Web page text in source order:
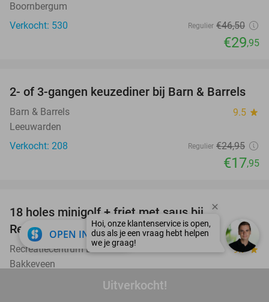
Uitverkocht!
Boornbergum
Verkocht: 530
Regulier €46,50
€29,95
28%
2- of 3-gangen keuzediner bij Barn & Barrels
Barn & Barrels 9.5 star
Leeuwarden
Verkocht: 208
Regulier €24,95
€17,95
40%
18 holes minigolf + friet met saus bij
Recreatiecentrum Dúndelle
Recreatiecentrum Dúndelle 9.7star
Bakkeveen
OPEN IN APP close